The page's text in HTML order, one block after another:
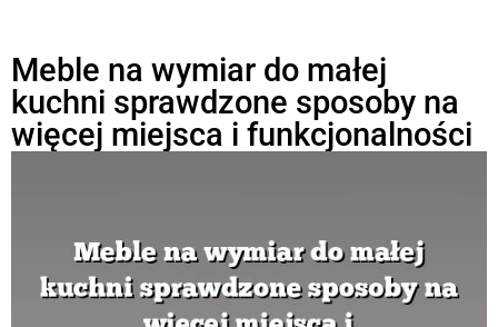
Meble na wymiar do małej
kuchni sprawdzone sposoby na
więcej miejsca i funkcjonalności